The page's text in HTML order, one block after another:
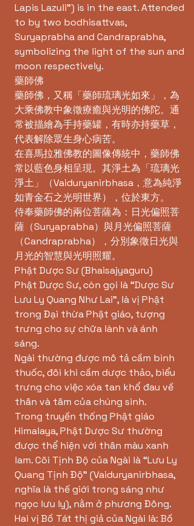
Lapis Lazuli") is in the east. Attended
to by two bodhisattvas,
Suryaprabha and Candraprabha,
symbolizing the light of the sun and
moon respectively.
藥師佛
藥師佛，又稱「藥師琉璃光如來」，為
大乘佛教中象徵療癒與光明的佛陀。通
常被描繪為手持藥罐，有時亦持藥草，
代表解除眾生身心病苦。
在喜馬拉雅佛教的圖像傳統中，藥師佛
常以藍色身相呈現。其淨土為「琉璃光
淨土」（Vaiduryanirbhasa，意為純淨
如青金石之光明世界），位於東方。
侍奉藥師佛的兩位菩薩為：日光偏照菩
薩（Suryaprabha）與月光偏照菩薩
（Candraprabha），分別象徵日光與
月光的智慧與光明照耀。
Phật Dược Sư (Bhaisajyaguru)
Phật Dược Sư, còn gọi là “Dược Sư
Lưu Ly Quang Như Lai”, là vị Phật
trong Đại thừa Phật giáo, tượng
trưng cho sự chữa lành và ánh
sáng.
Ngài thường được mô tả cầm bình
thuốc, đôi khi cầm dược thảo, biểu
trưng cho việc xóa tan khổ đau về
thân và tâm của chúng sinh.
Trong truyền thống Phật giáo
Himalaya, Phật Dược Sư thường
được thể hiện với thân màu xanh
lam. Cõi Tịnh Độ của Ngài là “Lưu Ly
Quang Tịnh Độ” (Vaiduryanirbhasa,
nghĩa là thế giới trong sáng như
ngọc lưu ly), nằm ở phương Đông.
Hai vị Bồ Tát thị giả của Ngài là: Bồ